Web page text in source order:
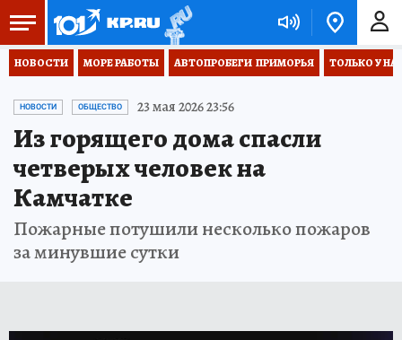
НОВОСТИ МОРЕ РАБОТЫ АВТОПРОБЕГИ  ПРИМОРЬЯ ТОЛЬКО У
НОВОСТИ ОБЩЕСТВО 23 мая 2026 23:56
Из горящего дома спасли
четверых человек на
Камчатке
Пожарные потушили несколько пожаров
за минувшие сутки